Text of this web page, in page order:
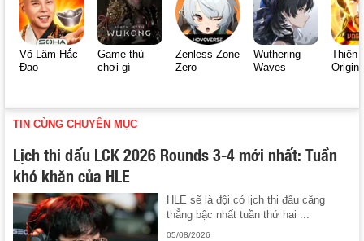
Võ Lâm Hắc
Đạo
Game thủ
chơi gì
Zenless Zone
Zero
Wuthering
Waves
Thiên
Origin
TIN CÙNG CHUYÊN MỤC
Lịch thi đấu LCK 2026 Rounds 3-4 mới nhất: Tuần
khó khăn của HLE
HLE sẽ là đội có lịch thi đấu căng
thẳng bậc nhất tuần thứ hai ...
05/08/2026